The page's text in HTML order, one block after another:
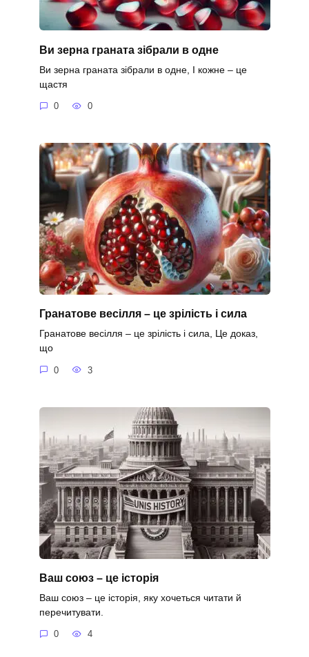
Ви зерна граната зібрали в одне
Ви зерна граната зібрали в одне, І кожне – це
щастя
0 0
Гранатове весілля – це зрілість і сила
Гранатове весілля – це зрілість і сила, Це доказ,
що
0 3
Ваш союз – це історія
Ваш союз – це історія, яку хочеться читати й
перечитувати.
0 4